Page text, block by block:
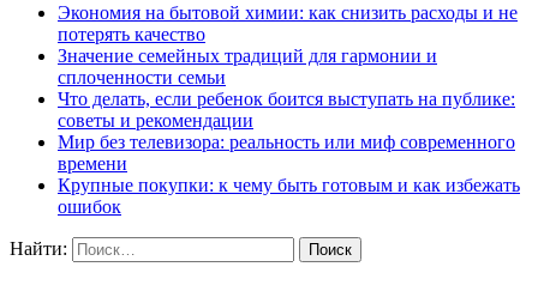
Экономия на бытовой химии: как снизить расходы и не
потерять качество
Значение семейных традиций для гармонии и
сплоченности семьи
Что делать, если ребенок боится выступать на публике:
советы и рекомендации
Мир без телевизора: реальность или миф современного
времени
Крупные покупки: к чему быть готовым и как избежать
ошибок
Найти: